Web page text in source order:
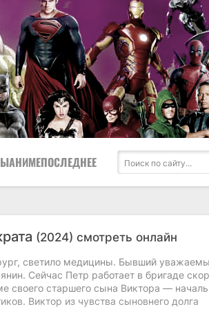
АНИМЕПОСЛЕДНЕЕ
(2024) смотреть онлайн
светило медицины. Бывший
Сейчас Петр работает в бригаде
старшего сына Виктора —
Виктор из чувства сыновнего долга